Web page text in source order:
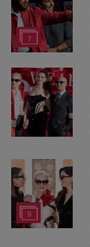
7
9